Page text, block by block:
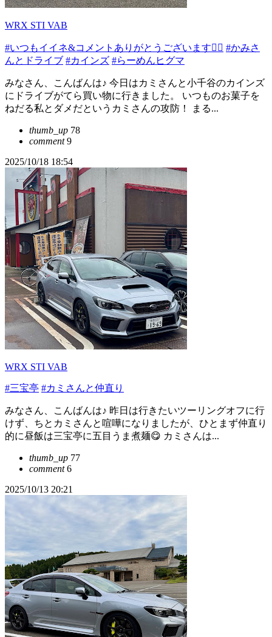
WRX STI VAB
#いつもイイネ&コメントありがとうございます🙇‍♂️ #かみさ
んとドライブ #カインズ #らーめんヒグマ
みなさん、こんばんは♪ 今日はカミさんと小千谷のカインズ
にドライブがてら買い物に行きました。 いつものお菓子を
ねだる私とダメだというカミさんの攻防！ まる...
thumb_up 78
comment9
2025/10/18 18:54
WRX STI VAB
#三宝亭 #カミさんと仲直り
みなさん、こんばんは♪ 昨日は行きたいツーリングオフに行
けず、ちとカミさんと喧嘩になりましたが、ひとまず仲直り
的に昼飯は三宝亭に五目うま煮麺😋 カミさんは...
thumb_up 77
comment6
2025/10/13 20:21